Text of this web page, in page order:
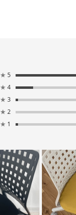
★ 5
★ 4
★ 3
★ 2
★ 1